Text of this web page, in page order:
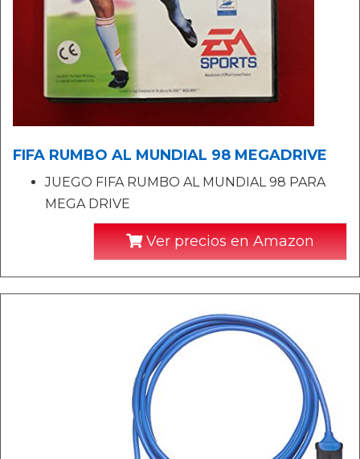
FIFA RUMBO AL MUNDIAL 98 MEGADRIVE
JUEGO FIFA RUMBO AL MUNDIAL 98 PARA
MEGA DRIVE
Ver precios en Amazon